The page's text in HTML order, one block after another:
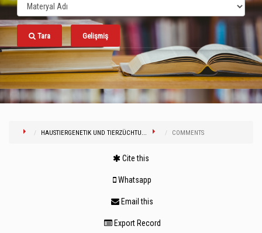
Tara Gelişmiş
HAUSTIERGENETIK UND TIERZÜCHTU... COMMENTS
Cite this
Whatsapp
Email this
Export Record